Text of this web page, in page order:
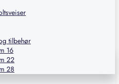
tilbehør
16
22
28